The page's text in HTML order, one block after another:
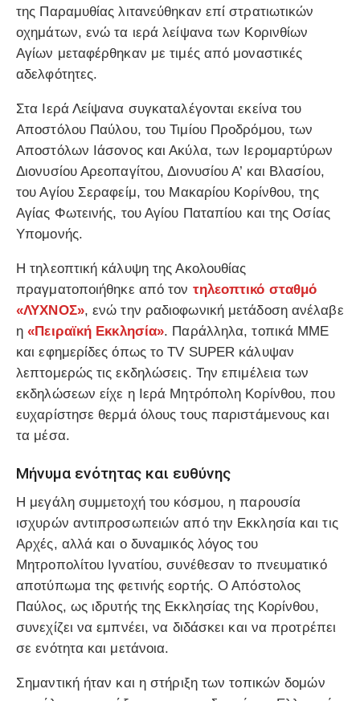
της Παραμυθίας λιτανεύθηκαν επί στρατιωτικών
οχημάτων, ενώ τα ιερά λείψανα των Κορινθίων
Αγίων μεταφέρθηκαν με τιμές από μοναστικές
αδελφότητες.
Στα Ιερά Λείψανα συγκαταλέγονται εκείνα του
Αποστόλου Παύλου, του Τιμίου Προδρόμου, των
Αποστόλων Ιάσονος και Ακύλα, των Ιερομαρτύρων
Διονυσίου Αρεοπαγίτου, Διονυσίου Α’ και Βλασίου,
του Αγίου Σεραφείμ, του Μακαρίου Κορίνθου, της
Αγίας Φωτεινής, του Αγίου Παταπίου και της Οσίας
Υπομονής.
Η τηλεοπτική κάλυψη της Ακολουθίας
πραγματοποιήθηκε από τον τηλεοπτικό σταθμό
«ΛΥΧΝΟΣ», ενώ την ραδιοφωνική μετάδοση ανέλαβε
η«Πειραϊκή Εκκλησία». Παράλληλα, τοπικά ΜΜΕ
και εφημερίδες όπως το TV SUPER κάλυψαν
λεπτομερώς τις εκδηλώσεις. Την επιμέλεια των
εκδηλώσεων είχε η Ιερά Μητρόπολη Κορίνθου, που
ευχαρίστησε θερμά όλους τους παριστάμενους και
τα μέσα.
Μήνυμα ενότητας και ευθύνης
Η μεγάλη συμμετοχή του κόσμου, η παρουσία
ισχυρών αντιπροσωπειών από την Εκκλησία και τις
Αρχές, αλλά και ο δυναμικός λόγος του
Μητροπολίτου Ιγνατίου, συνέθεσαν το πνευματικό
αποτύπωμα της φετινής εορτής. Ο Απόστολος
Παύλος, ως ιδρυτής της Εκκλησίας της Κορίνθου,
συνεχίζει να εμπνέει, να διδάσκει και να προτρέπει
σε ενότητα και μετάνοια.
Σημαντική ήταν και η στήριξη των τοπικών δομών